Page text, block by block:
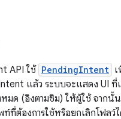
API ใช้ PendingIntent
แล้ว ระบบจะแสดง UI ที่
มด (อิงตามซิม) ให้ผู้ใช้ จากนั้น
ท์ที่ต้องการใช้หรือยกเลิกโฟลว์